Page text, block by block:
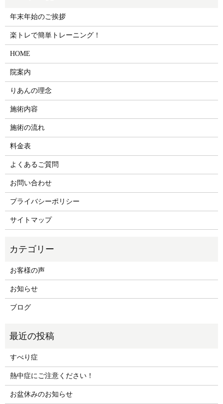
年末年始のご挨拶
楽トレで簡単トレーニング！
HOME
院案内
りあんの理念
施術内容
施術の流れ
料金表
よくあるご質問
お問い合わせ
プライバシーポリシー
サイトマップ
お客様の声
お知らせ
ブログ
すべり症
熱中症にご注意ください！
お盆休みのお知らせ